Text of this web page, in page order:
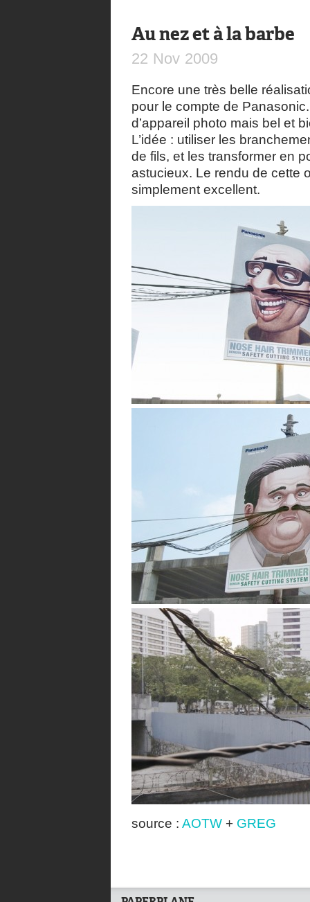
Au nez et à la barbe
22 Nov 2009
Encore une très belle
pour le compte de
d’appareil photo mais bel et
L’idée : utiliser les
de fils, et les transformer en
astucieux. Le rendu de cette
simplement excellent.
source : AOTW + GREG